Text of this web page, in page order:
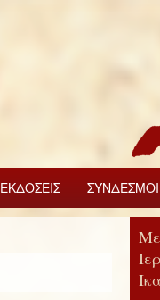
ΕΚΔΟΣΕΙΣ ΣΥΝΔΕΣΜΟΙ